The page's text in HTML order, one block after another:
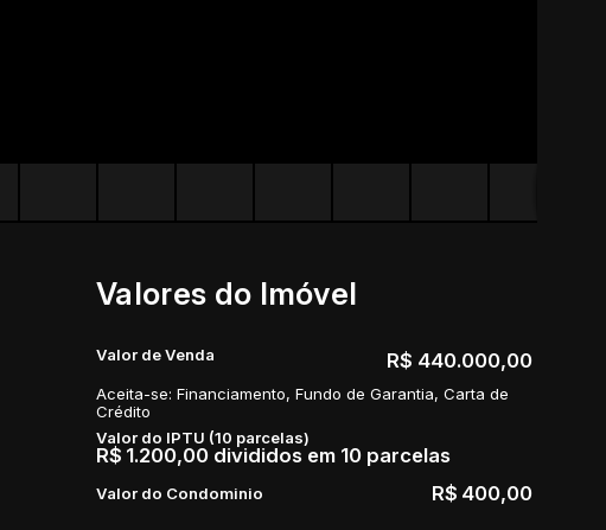
Valores do Imóvel
R$ 440.000,00
Valor de Venda
Aceita-se: Financiamento, Fundo de Garantia, Carta de
Crédito
Valor do IPTU (10 parcelas)
R$ 1.200,00 divididos em 10 parcelas
Valor do Condominio R$ 400,00